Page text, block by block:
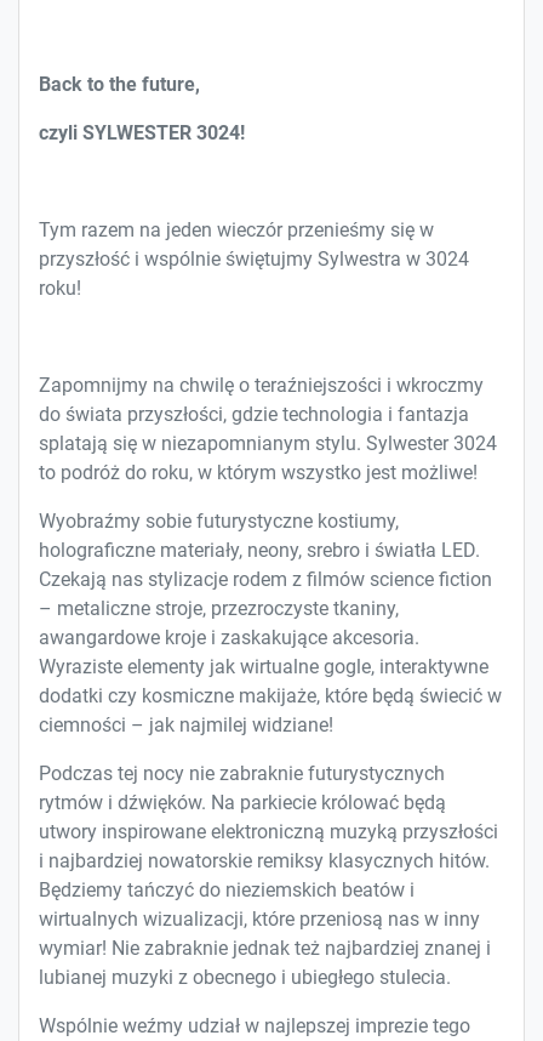
Back to the future,
czyli SYLWESTER 3024!
Tym razem na jeden wieczór przenieśmy się w
przyszłość i wspólnie świętujmy Sylwestra w 3024
roku!
Zapomnijmy na chwilę o teraźniejszości i wkroczmy
do świata przyszłości, gdzie technologia i fantazja
splatają się w niezapomnianym stylu. Sylwester 3024
to podróż do roku, w którym wszystko jest możliwe!
Wyobraźmy sobie futurystyczne kostiumy,
holograficzne materiały, neony, srebro i światła LED.
Czekają nas stylizacje rodem z filmów science fiction
– metaliczne stroje, przezroczyste tkaniny,
awangardowe kroje i zaskakujące akcesoria.
Wyraziste elementy jak wirtualne gogle, interaktywne
dodatki czy kosmiczne makijaże, które będą świecić w
ciemności – jak najmilej widziane!
Podczas tej nocy nie zabraknie futurystycznych
rytmów i dźwięków. Na parkiecie królować będą
utwory inspirowane elektroniczną muzyką przyszłości
i najbardziej nowatorskie remiksy klasycznych hitów.
Będziemy tańczyć do nieziemskich beatów i
wirtualnych wizualizacji, które przeniosą nas w inny
wymiar! Nie zabraknie jednak też najbardziej znanej i
lubianej muzyki z obecnego i ubiegłego stulecia.
Wspólnie weźmy udział w najlepszej imprezie tego